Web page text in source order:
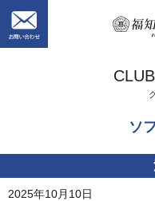
ソ
2025年10月10日